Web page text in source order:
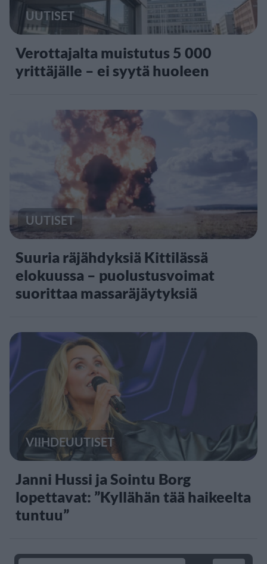
UUTISET
Verottajalta muistutus 5 000
yrittäjälle – ei syytä huoleen
UUTISET
Suuria räjähdyksiä Kittilässä
elokuussa – puolustusvoimat
suorittaa massaräjäytyksiä
VIIHDEUUTISET
Janni Hussi ja Sointu Borg
lopettavat: ”Kyllähän tää haikeelta
tuntuu”